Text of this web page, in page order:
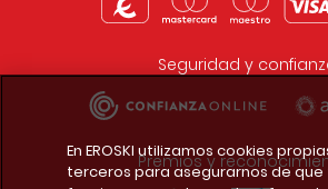
Seguridad y
Premios y
En EROSKI utilizamos cookies
terceros para asegurarnos de